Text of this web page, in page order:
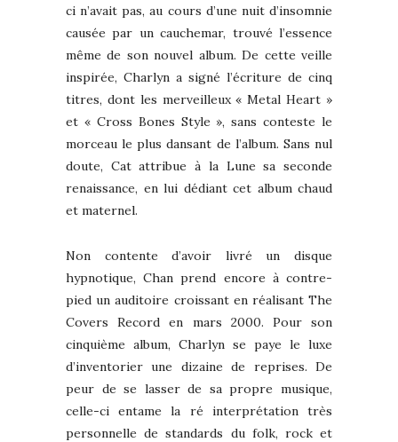
ci n’avait pas, au cours d’une nuit d’insomnie
causée par un cauchemar, trouvé l’essence
même de son nouvel album. De cette veille
inspirée, Charlyn a signé l’écriture de cinq
titres, dont les merveilleux « Metal Heart »
et « Cross Bones Style », sans conteste le
morceau le plus dansant de l’album. Sans nul
doute, Cat attribue à la Lune sa seconde
renaissance, en lui dédiant cet album chaud
et maternel.
Non contente d’avoir livré un disque
hypnotique, Chan prend encore à contre-
pied un auditoire croissant en réalisant The
Covers Record en mars 2000. Pour son
cinquième album, Charlyn se paye le luxe
d’inventorier une dizaine de reprises. De
peur de se lasser de sa propre musique,
celle-ci entame la ré interprétation très
personnelle de standards du folk, rock et